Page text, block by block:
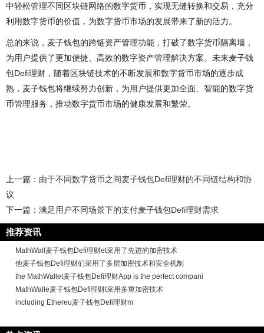
中轻松管理不同区块链网络的数字货币，实现无缝转换和交易，充分
利用数字货币的价值，为数字货币市场的发展带来了新的活力。
总的来说，麦子钱包的跨链资产管理功能，打破了数字货币隔离墙，
为用户提供了更加便捷、高效的数字资产管理解决方案。未来麦子钱
包Defi理财，随着区块链技术的不断发展和数字货币市场的逐步成
熟，麦子钱包将继续努力创新，为用户提供更加全面、智能的数字货
币管理服务，推动数字货币市场的健康发展和繁荣。
上一篇： 由于不同数字货币之间麦子钱包Defi理财的不同链结构和协
议
下一篇： 满足用户不同场景下的支付麦子钱包Defi理财需求
推荐资讯
MathWall麦子钱包Defi理财et采用了先进的加密技术
他麦子钱包Defi理财们采用了多层加密技术和安全机制
the MathWallet麦子钱包Defi理财App is the perfect compani
MathWalle麦子钱包Defi理财t采用多重加密技术
including Ethereu麦子钱包Defi理财m